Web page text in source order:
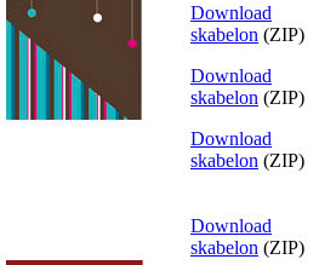
Download
skabelon (ZIP)
Download
skabelon (ZIP)
Download
skabelon (ZIP)
Download
skabelon (ZIP)